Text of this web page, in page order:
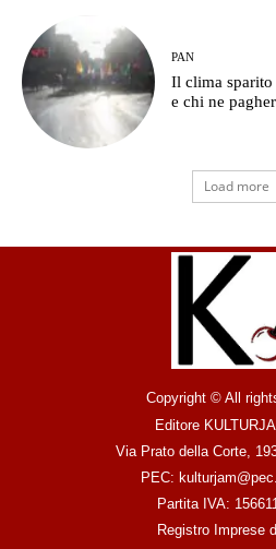
PAN
Il clima sparito
e chi ne
Load more
Copyright © All
Editore
Via Prato della Corte,
PEC:
Partita IVA:
Registro Imprese